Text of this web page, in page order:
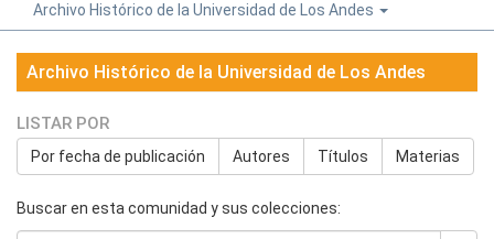
Archivo Histórico de la Universidad de Los Andes
Archivo Histórico de la Universidad de Los Andes
LISTAR POR
Por fecha de publicación Autores Títulos Materias
Buscar en esta comunidad y sus colecciones: